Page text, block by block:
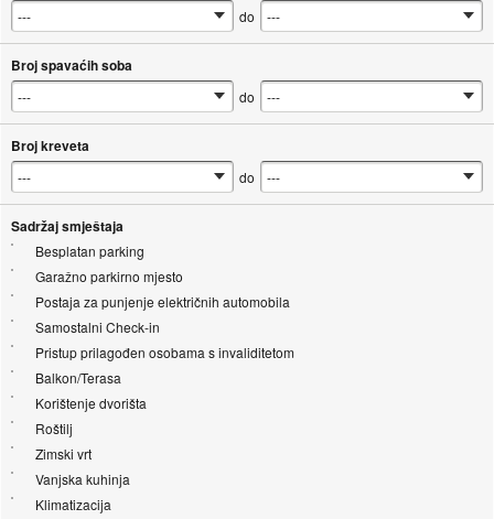
do
Broj spavaćih soba
do
Broj kreveta
do
Sadržaj smještaja
Besplatan parking
Garažno parkirno mjesto
Postaja za punjenje električnih automobila
Samostalni Check-in
Pristup prilagođen osobama s invaliditetom
Balkon/Terasa
Korištenje dvorišta
Roštilj
Zimski vrt
Vanjska kuhinja
Klimatizacija